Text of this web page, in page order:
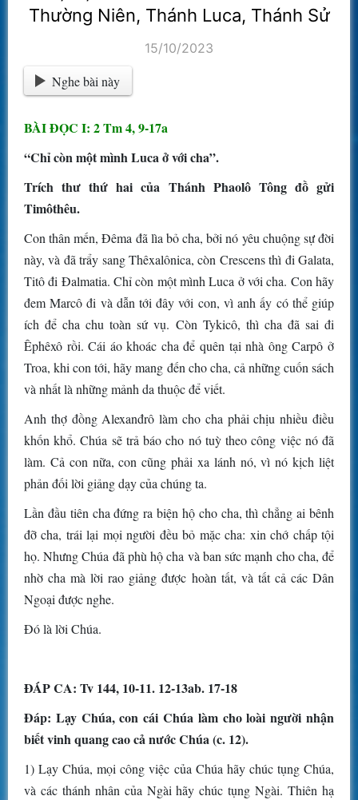
Thường Niên, Thánh Luca, Thánh Sử
15/10/2023
Nghe bài này
BÀI ĐỌC I: 2 Tm 4, 9-17a
“Chỉ còn một mình Luca ở với cha”.
Trích thư thứ hai của Thánh Phaolô Tông đồ gửi
Timôthêu.
Con thân mến, Đêma đã lìa bỏ cha, bởi nó yêu chuộng sự đời
này, và đã trẩy sang Thêxalônica, còn Crescens thì đi Galata,
Titô đi Đalmatia. Chỉ còn một mình Luca ở với cha. Con hãy
đem Marcô đi và dẫn tới đây với con, vì anh ấy có thể giúp
ích để cha chu toàn sứ vụ. Còn Tykicô, thì cha đã sai đi
Êphêxô rồi. Cái áo khoác cha để quên tại nhà ông Carpô ở
Troa, khi con tới, hãy mang đến cho cha, cả những cuốn sách
và nhất là những mảnh da thuộc để viết.
Anh thợ đồng Alexanđrô làm cho cha phải chịu nhiều điều
khốn khổ. Chúa sẽ trả báo cho nó tuỳ theo công việc nó đã
làm. Cả con nữa, con cũng phải xa lánh nó, vì nó kịch liệt
phản đối lời giảng dạy của chúng ta.
Lần đầu tiên cha đứng ra biện hộ cho cha, thì chẳng ai bênh
đỡ cha, trái lại mọi người đều bỏ mặc cha: xin chớ chấp tội
họ. Nhưng Chúa đã phù hộ cha và ban sức mạnh cho cha, để
nhờ cha mà lời rao giảng được hoàn tất, và tất cả các Dân
Ngoại được nghe.
Đó là lời Chúa.
ĐÁP CA: Tv 144, 10-11. 12-13ab. 17-18
Đáp: Lạy Chúa, con cái Chúa làm cho loài người nhận
biết vinh quang cao cả nước Chúa (c. 12).
1) Lạy Chúa, mọi công việc của Chúa hãy chúc tụng Chúa,
và các thánh nhân của Ngài hãy chúc tụng Ngài. Thiên hạ